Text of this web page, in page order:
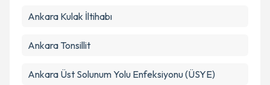
Ankara Kulak İltihabı
Ankara Tonsillit
Ankara Üst Solunum Yolu Enfeksiyonu (ÜSYE)